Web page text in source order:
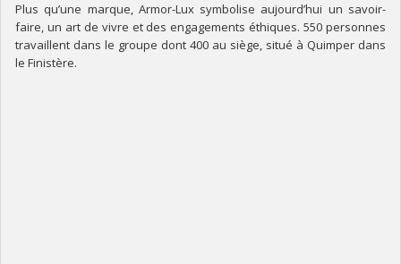
Plus qu’une marque, Armor-Lux symbolise aujourd’hui un savoir-
faire, un art de vivre et des engagements éthiques. 550 personnes
travaillent dans le groupe dont 400 au siège, situé à Quimper dans
le Finistère.